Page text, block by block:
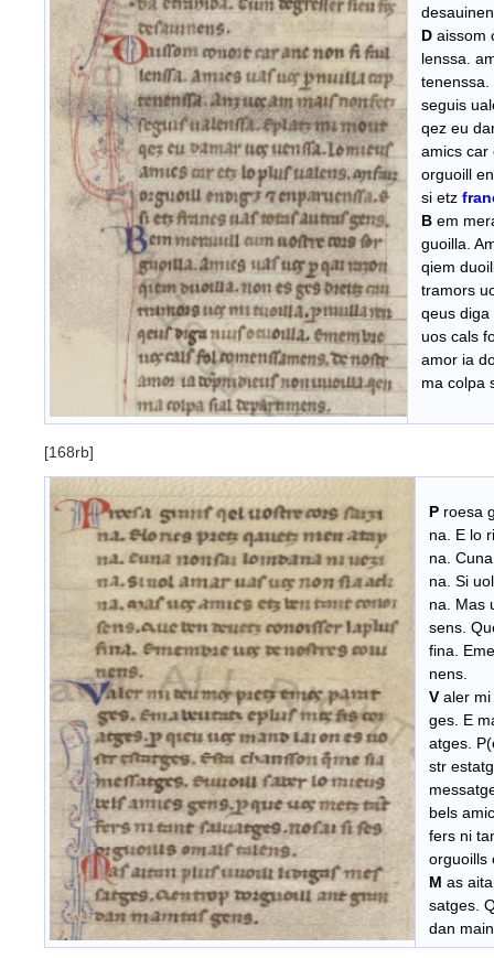
D aissom
lenssa.
tenenssa.
seguis
qez eu
amics car
orguoill
si etz
B em
guoilla.
qiem
tramors
qeus diga
uos cals
amor ia
ma colpa
[168rb]
P roesa
na. E lo
na.
na. Si
na. Mas
sens.
fina.
nens.
V aler
ges. E
atges.
str
bels
fers ni
orguoills
M as
satges.
dan